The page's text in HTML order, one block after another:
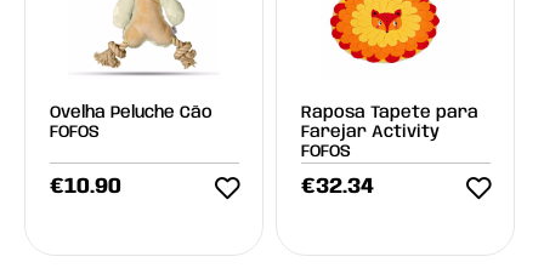
Ovelha Peluche Cão
FOFOS
€10.90
Raposa Tapete para
Farejar Activity
FOFOS
€32.34